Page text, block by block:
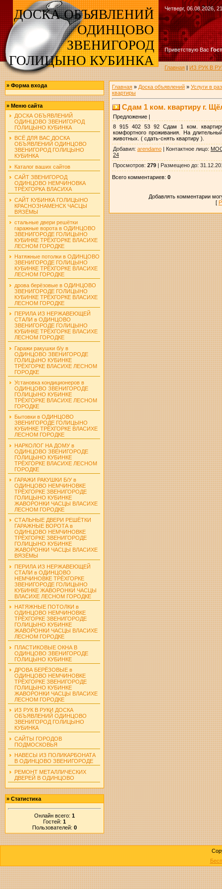
ДОСКА ОБЪЯВЛЕНИЙ
ОДИНЦОВО
ЗВЕНИГОРОД
ГОЛИЦЫНО КУБИНКА
Четверг, 06.08.2026,
Приветствую Вас
Главная|ИЗ РУК В
» Форма входа
» Меню сайта
ДОСКА ОБЪЯВЛЕНИЙ
ОДИНЦОВО ЗВЕНИГОРОД
ГОЛИЦЫНО КУБИНКА
ВСЁ ДЛЯ ВАС ДОСКА
ОБЪЯВЛЕНИЙ ОДИНЦОВО
ЗВЕНИГОРОД ГОЛИЦЫНО
КУБИНКА
Каталог ваших сайтов
САЙТ ЗВЕНИГОРОД
ОДИНЦОВО НЕМЧИНОВКА
ТРЁХГОРКА ВЛАСИХА
САЙТ КУБИНКА ГОЛИЦЫНО
КРАСНОЗНАМЕНСК ЧАСЦЫ
ВЯЗЁМЫ
стальные двери решётки
гаражные ворота в ОДИНЦОВО
ЗВЕНИГОРОДЕ ГОЛИЦЫНО
КУБИНКЕ ТРЁХГОРКЕ ВЛАСИХЕ
ЛЕСНОМ ГОРОДКЕ
Натяжные потолки в ОДИНЦОВО
ЗВЕНИГОРОДЕ ГОЛИЦЫНО
КУБИНКЕ ТРЁХГОРКЕ ВЛАСИХЕ
ЛЕСНОМ ГОРОДКЕ
дрова берёзовые в ОДИНЦОВО
ЗВЕНИГОРОДЕ ГОЛИЦЫНО
КУБИНКЕ ТРЁХГОРКЕ ВЛАСИХЕ
ЛЕСНОМ ГОРОДКЕ
ПЕРИЛА ИЗ НЕРЖАВЕЮЩЕЙ
СТАЛИ в ОДИНЦОВО
ЗВЕНИГОРОДЕ ГОЛИЦЫНО
КУБИНКЕ ТРЁХГОРКЕ ВЛАСИХЕ
ЛЕСНОМ ГОРОДКЕ
Гаражи ракушки б/у в
ОДИНЦОВО ЗВЕНИГОРОДЕ
ГОЛИЦЫНО КУБИНКЕ
ТРЁХГОРКЕ ВЛАСИХЕ ЛЕСНОМ
ГОРОДКЕ
Установка кондиционеров в
ОДИНЦОВО ЗВЕНИГОРОДЕ
ГОЛИЦЫНО КУБИНКЕ
ТРЁХГОРКЕ ВЛАСИХЕ ЛЕСНОМ
ГОРОДКЕ
Бытовки в ОДИНЦОВО
ЗВЕНИГОРОДЕ ГОЛИЦЫНО
КУБИНКЕ ТРЁХГОРКЕ ВЛАСИХЕ
ЛЕСНОМ ГОРОДКЕ
НАРКОЛОГ НА ДОМУ в
ОДИНЦОВО ЗВЕНИГОРОДЕ
ГОЛИЦЫНО КУБИНКЕ
ТРЁХГОРКЕ ВЛАСИХЕ ЛЕСНОМ
ГОРОДКЕ
ГАРАЖИ РАКУШКИ Б/У в
ОДИНЦОВО НЕМЧИНОВКЕ
ТРЁХГОРКЕ ЗВЕНИГОРОДЕ
ГОЛИЦЫНО КУБИНКЕ
ЖАВОРОНКИ ЧАСЦЫ ВЛАСИХЕ
ЛЕСНОМ ГОРОДКЕ
СТАЛЬНЫЕ ДВЕРИ РЕШЁТКИ
ГАРАЖНЫЕ ВОРОТА в
ОДИНЦОВО НЕМЧИНОВКЕ
ТРЁХГОРКЕ ЗВЕНИГОРОДЕ
ГОЛИЦЫНО КУБИНКЕ
ЖАВОРОНКИ ЧАСЦЫ ВЛАСИХЕ
ВЯЗЁМЫ
ПЕРИЛА ИЗ НЕРЖАВЕЮЩЕЙ
СТАЛИ в ОДИНЦОВО
НЕМЧИНОВКЕ ТРЁХГОРКЕ
ЗВЕНИГОРОДЕ ГОЛИЦЫНО
КУБИНКЕ ЖАВОРОНКИ ЧАСЦЫ
ВЛАСИХЕ ЛЕСНОМ ГОРОДКЕ
НАТЯЖНЫЕ ПОТОЛКИ в
ОДИНЦОВО НЕМЧИНОВКЕ
ТРЁХГОРКЕ ЗВЕНИГОРОДЕ
ГОЛИЦЫНО КУБИНКЕ
ЖАВОРОНКИ ЧАСЦЫ ВЛАСИХЕ
ЛЕСНОМ ГОРОДКЕ
ПЛАСТИКОВЫЕ ОКНА В
ОДИНЦОВО ЗВЕНИГОРОДЕ
ГОЛИЦЫНО КУБИНКЕ
ДРОВА БЕРЁЗОВЫЕ в
ОДИНЦОВО НЕМЧИНОВКЕ
ТРЁХГОРКЕ ЗВЕНИГОРОДЕ
ГОЛИЦЫНО КУБИНКЕ
ЖАВОРОНКИ ЧАСЦЫ ВЛАСИХЕ
ЛЕСНОМ ГОРОДКЕ
ИЗ РУК В РУКИ ДОСКА
ОБЪЯВЛЕНИЙ ОДИНЦОВО
ЗВЕНИГОРОД ГОЛИЦЫНО
КУБИНКА
САЙТЫ ГОРОДОВ
ПОДМОСКОВЬЯ
НАВЕСЫ ИЗ ПОЛИКАРБОНАТА
В ОДИНЦОВО ЗВЕНИГОРОДЕ
РЕМОНТ МЕТАЛЛИЧЕСКИХ
ДВЕРЕЙ В ОДИНЦОВО
» Статистика
Онлайн всего: 1
Гостей: 1
Пользователей: 0
Главная» Доска объявлений» Услуги в
квартиры
Сдам 1 ком. квартиру г.
Предложение |
8 915 402 53 92 Сдам 1 ком.
комфортного проживания. На
животных. ( сдать-снять квартиру ).
Добавил: arendamo| Контактное лицо:
24
Просмотров: 279| Размещено до:
Всего комментариев: 0
Добавлять комментарии
[